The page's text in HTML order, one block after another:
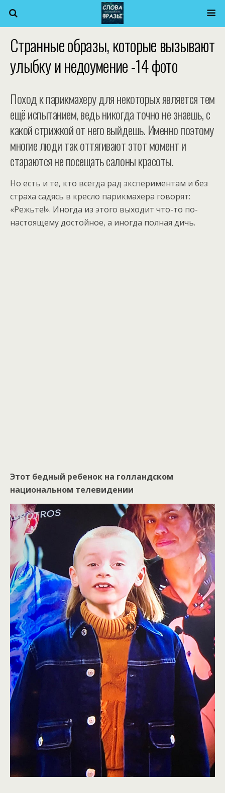
Странные образы, которые вызывают
улыбку и недоумение -14 фото
Поход к парикмахеру для некоторых является тем
ещё испытанием, ведь никогда точно не знаешь, с
какой стрижкой от него выйдешь. Именно поэтому
многие люди так оттягивают этот момент и
стараются не посещать салоны красоты.
Но есть и те, кто всегда рад экспериментам и без
страха садясь в кресло парикмахера говорят:
«Режьте!». Иногда из этого выходит что-то по-
настоящему достойное, а иногда полная дичь.
Этот бедный ребенок на голландском
национальном телевидении